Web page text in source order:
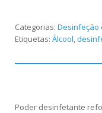
Categorias: Desinfeção
Etiquetas: Álcool,
Poder desinfetante